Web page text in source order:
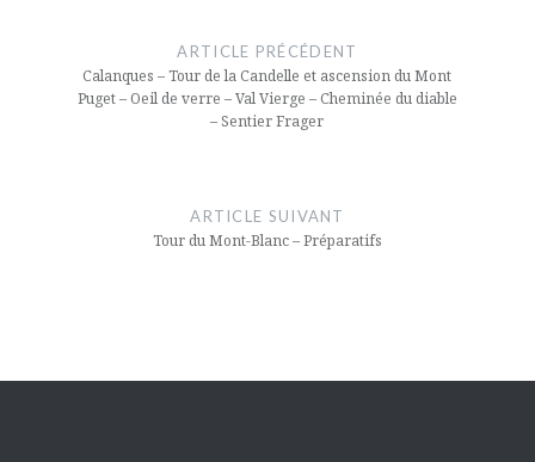
l’article
ARTICLE PRÉCÉDENT
Calanques – Tour de la Candelle et ascension du Mont
Puget – Oeil de verre – Val Vierge – Cheminée du diable
– Sentier Frager
ARTICLE SUIVANT
Tour du Mont-Blanc – Préparatifs